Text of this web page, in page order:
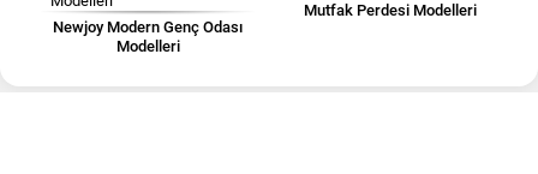
Newjoy Modern Genç Odası
Modelleri
Mutfak Perdesi Modelleri